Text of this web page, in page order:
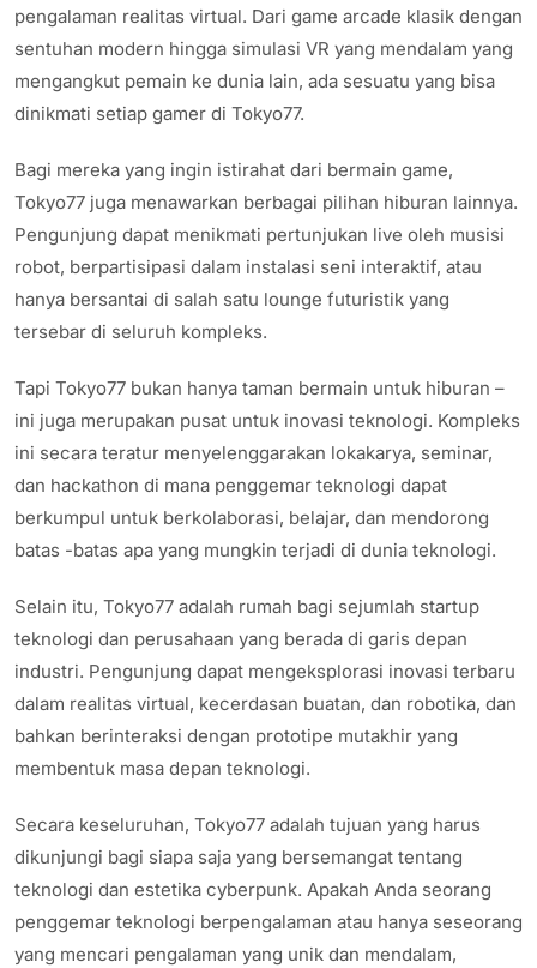
pengalaman realitas virtual. Dari game arcade klasik dengan
sentuhan modern hingga simulasi VR yang mendalam yang
mengangkut pemain ke dunia lain, ada sesuatu yang bisa
dinikmati setiap gamer di Tokyo77.
Bagi mereka yang ingin istirahat dari bermain game,
Tokyo77 juga menawarkan berbagai pilihan hiburan lainnya.
Pengunjung dapat menikmati pertunjukan live oleh musisi
robot, berpartisipasi dalam instalasi seni interaktif, atau
hanya bersantai di salah satu lounge futuristik yang
tersebar di seluruh kompleks.
Tapi Tokyo77 bukan hanya taman bermain untuk hiburan –
ini juga merupakan pusat untuk inovasi teknologi. Kompleks
ini secara teratur menyelenggarakan lokakarya, seminar,
dan hackathon di mana penggemar teknologi dapat
berkumpul untuk berkolaborasi, belajar, dan mendorong
batas -batas apa yang mungkin terjadi di dunia teknologi.
Selain itu, Tokyo77 adalah rumah bagi sejumlah startup
teknologi dan perusahaan yang berada di garis depan
industri. Pengunjung dapat mengeksplorasi inovasi terbaru
dalam realitas virtual, kecerdasan buatan, dan robotika, dan
bahkan berinteraksi dengan prototipe mutakhir yang
membentuk masa depan teknologi.
Secara keseluruhan, Tokyo77 adalah tujuan yang harus
dikunjungi bagi siapa saja yang bersemangat tentang
teknologi dan estetika cyberpunk. Apakah Anda seorang
penggemar teknologi berpengalaman atau hanya seseorang
yang mencari pengalaman yang unik dan mendalam,